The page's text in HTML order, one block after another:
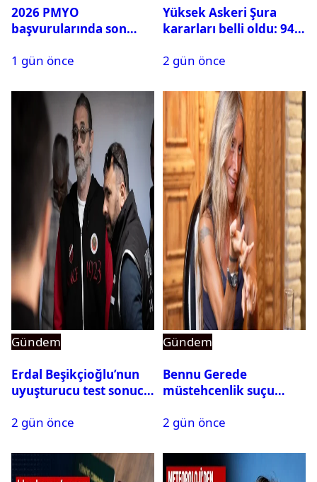
2026 PMYO
başvurularında son
1 gün önce
Yüksek Askeri Şura
kararları belli oldu: 94
2 gün önce
Gündem
Erdal Beşikçioğlu’nun
uyuşturucu test sonucu
2 gün önce
Gündem
Bennu Gerede
müstehcenlik suçu
alındı
2 gün önce